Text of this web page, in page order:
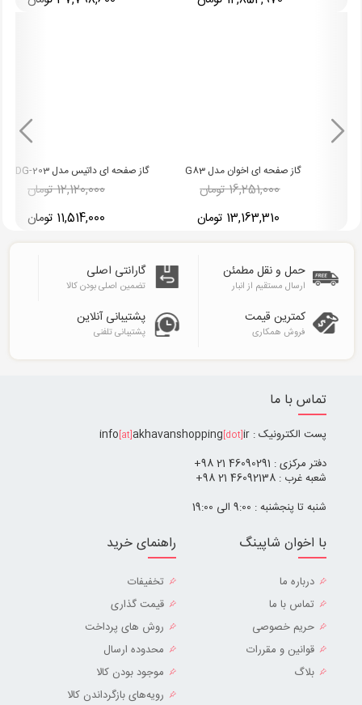
گاز صفحه ای اخوان مدل G83
16,251,000 تومان
13,163,310 تومان
گاز صفحه ای داتیس مدل DG-203
12,120,000 تومان
11,514,000 تومان
حمل و نقل مطمئن
ارسال مستقیم از انبار
گارانتی اصلی
تضمین اصلی بودن کالا
کمترین قیمت
فروش همکاری
پشتیبانی آنلاین
پشتیبانی تلفنی
تماس با ما
پست الکترونیک : info [at]akhavanshopping[dot]ir
دفتر مرکزی : 46090291 21 98+
شعبه غرب : 46092138 21 98+
شنبه تا پنجشنبه : 9:00 الی 19:00
راهنمای خرید
تخفیفات
قیمت گذاری
روش های پرداخت
محدوده ارسال
موجود بودن کالا
رویه‌های بازگرداندن کالا
با اخوان شاپینگ
درباره ما
تماس با ما
حریم خصوصی
قوانین و مقررات
بلاگ